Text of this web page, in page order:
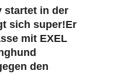
startet in der
sich super!Er
mit EXEL
den